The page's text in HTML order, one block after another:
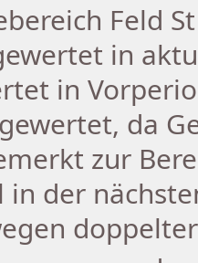
Feld
in
in
da
zur
in der